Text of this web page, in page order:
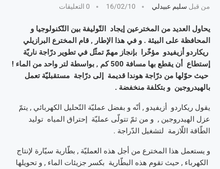
من قبل سليم عبيدلي 16/02/10 0 التعليقات
يحاول العديد من المخترعين إيجاد التّوليفة بين التّكنولوجيا و
المحافظة على البيئة . و في هذا الإطار , قام المخترع البرازيلي
ريكاردو أزيفيدو مؤخّرا بإنجاز مهمّ تمثّل في تطوير درّاجة ناريّة
إستطاع أن يقطع بها مسافة 500 كم , بواسطة لتر واحد من الماء !
حيث حوّلها من درّاجة هوندا قديمة إلى درّاجة مستقبليّة تعمل
بالهيدروجين و بتكلفة منخفضة .
يقول ريكاردو أزيفيدو , أنّه و بفضل عمليّة التّحليل الكهربائي , يتمّ
عزل الهيدروجين , و من ثمّ تتولّى عمليّة إحتراق المياه توليد
الطّاقة اللّازمة لتشغيل الدّراجة .
و يستعمل هذا المخترع من أجل هذه العمليّة , بطّارية سيّارة لإنتاج
الكهرباء , حيث تقوم هذه البطّارية بكسر جزيئات الماء , و تحويلها